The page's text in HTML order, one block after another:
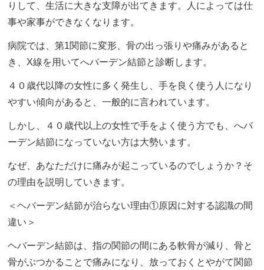
りして、生活に大きな支障が出てきます。人によっては仕
事や家事ができなくなります。
病院では、第1関節に変形、骨の出っ張りや痛みがあると
き、X線を用いてへバーデン結節と診断します。
４０歳代以降の女性に多く発生し、手を良く使う人になり
やすい傾向があると、一般的に言われています。
しかし、４０歳代以上の女性で手をよく使う方でも、へバ
ーデン結節になっていない方は大勢います。
なぜ、あなただけに痛みが起こっているのでしょうか？そ
の理由を説明していきます。
＜ヘバーデン結節が治らない理由①原因に対する認識の間
違い＞
ヘバーデン結節は、指の関節の間にある軟骨が減り、骨と
骨がぶつかることで痛みになり、放っておくとやがて関節